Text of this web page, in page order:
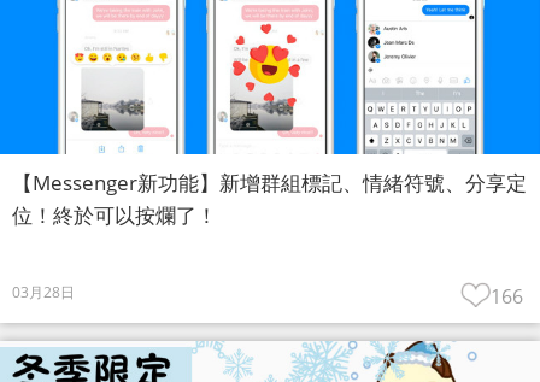
【Messenger新功能】新增群組標記、情緒符號、分享定
位！終於可以按爛了！
03月28日 166